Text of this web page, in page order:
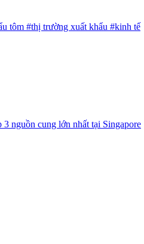
tôm #thị trường xuất khẩu #kinh tế
nguồn cung lớn nhất tại Singapore